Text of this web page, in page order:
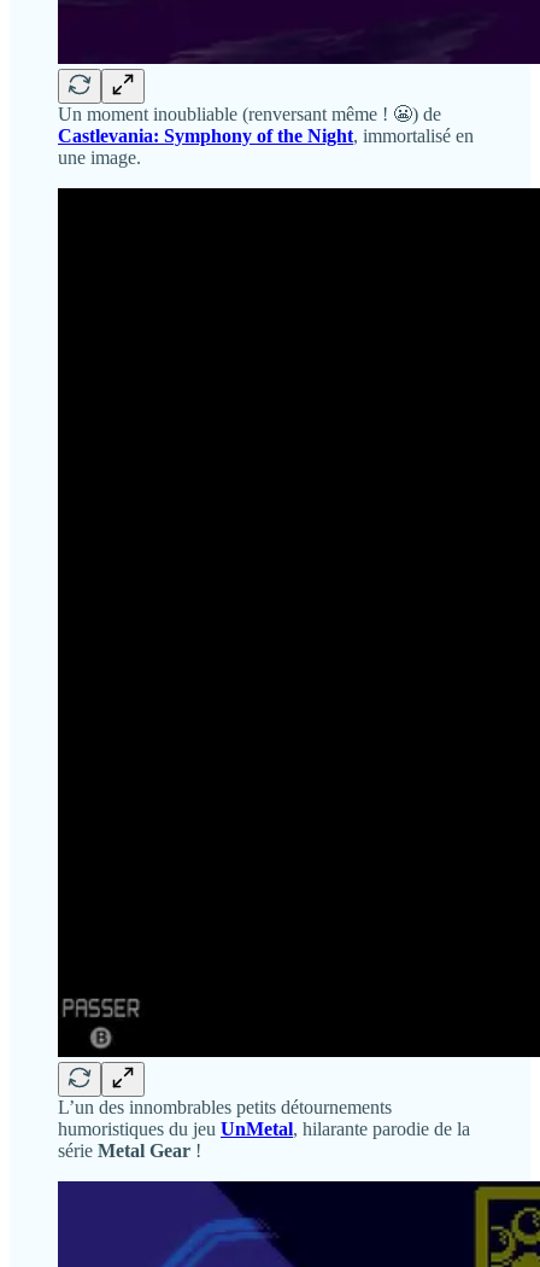
Un moment inoubliable (renversant même ! 😬) de
Castlevania: Symphony of the Night, immortalisé en
une image.
L’un des innombrables petits détournements
humoristiques du jeu UnMetal, hilarante parodie de la
série Metal Gear !